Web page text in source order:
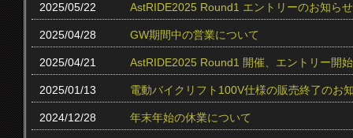
2025/05/22 AstRIDE2025 Round1 エントリーのお知らせ
2025/04/28 GW期間中の営業について
2025/04/21 AstRIDE2025 Round1 開催、エントリー開
2025/01/13 電動バイクリフト100V仕様の販売終了のお
2024/12/28 年末年始の休業について